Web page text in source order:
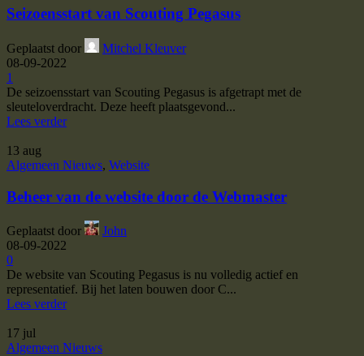
Seizoensstart van Scouting Pegasus
Geplaatst door
Mitchel Kleuver
08-09-2022
1
De seizoensstart van Scouting Pegasus is afgetrapt met de
sleuteloverdracht. Deze heeft plaatsgevond...
Lees verder
13 aug
Algemeen Nieuws, Website
Beheer van de website door de Webmaster
Geplaatst door
John
08-09-2022
0
De website van Scouting Pegasus is nu volledig actief en
representatief. Bij het laten bouwen door C...
Lees verder
17 jul
Algemeen Nieuws